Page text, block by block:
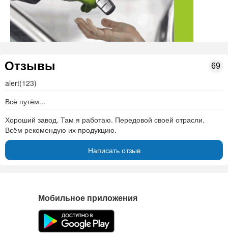
Отзывы 69
alert(123)
Всё путём...
Хороший завод. Там я работаю. Передовой своей отрасли.
Всём рекомендую их продукцию.
Написать отзыв
Мобильное приложения